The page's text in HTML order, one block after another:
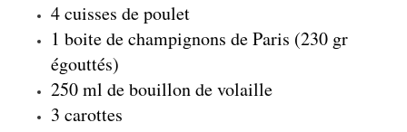
4 cuisses de poulet
1 boite de champignons de Paris (230 gr
égouttés)
250 ml de bouillon de volaille
3 carottes